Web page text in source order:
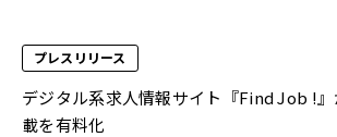
プレスリリース
デジタル系求人情報サイト『Find Job !
載を有料化